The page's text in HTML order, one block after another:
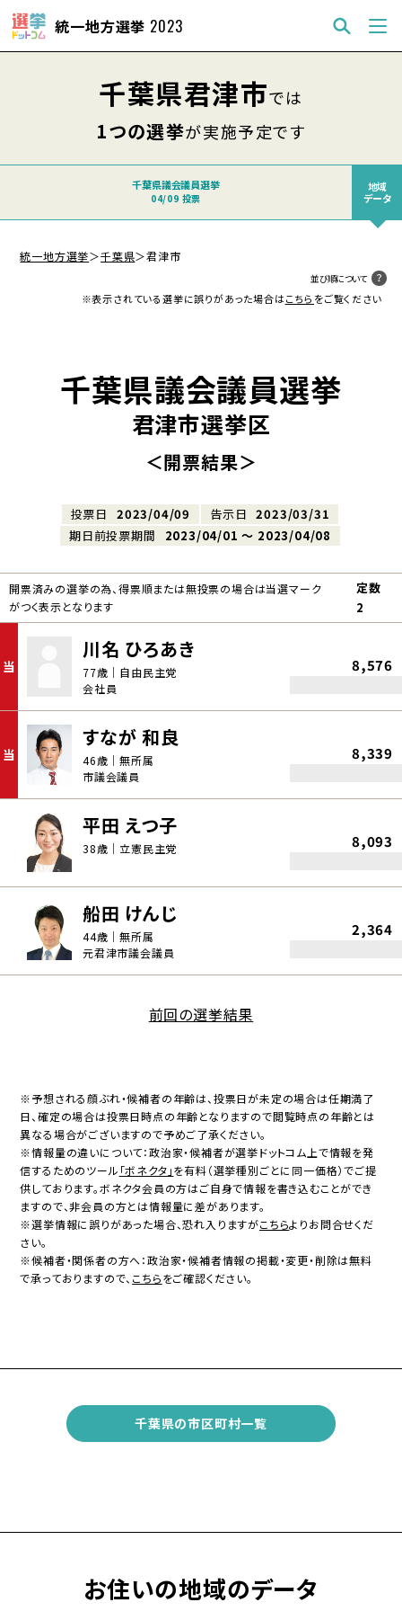
統一地方選挙 2023
千葉県君津市では
1つの選挙が実施予定です
千葉県議会議員選挙
04/09 投票
地域
データ
統一地方選挙＞千葉県＞君津市
並び順について
※表示されている選挙に誤りがあった場合はこちら をご覧ください
千葉県議会議員選挙
君津市選挙区
＜開票結果＞
投票日 2023/04/09 告示日
2023/03/31
期日前投票期間
2023/04/01 〜 2023/04/08
開票済みの選挙の為、得票順または無投票の場合は当選マーク
がつく表示となります
定数
2
当
川名 ひろあき
77歳｜自由民主党
会社員
8,576
当
すなが 和良
46歳｜無所属
市議会議員
8,339
平田 えつ子
38歳｜立憲民主党 8,093
船田 けんじ
44歳｜無所属
元君津市議会議員
2,364
前回の選挙結果
※予想される顔ぶれ・候補者の年齢は、投票日が未定の場合は任期満了
日、確定の場合は投票日時点の年齢となりますので閲覧時点の年齢とは
異なる場合がございますので予めご了承ください。
※情報量の違いについて：政治家・候補者が選挙ドットコム上で情報を発
信するためのツール 「ボネクタ」を有料（選挙種別ごとに同一価格）でご提
供しております。ボネクタ会員の方はご自身で情報を書き込むことができ
ますので、非会員の方とは情報量に差があります。
※選挙情報に誤りがあった場合、恐れ入りますがこちらよりお問合せくだ
さい。
※候補者・関係者の方へ：政治家・候補者情報の掲載・変更・削除は無料
で承っておりますので、 こちらをご確認ください。
千葉県の市区町村一覧
お住いの地域のデータ